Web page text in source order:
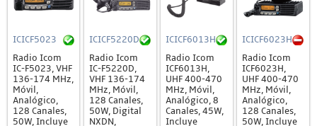
ICICF5023
Radio Icom
IC-F5023, VHF
136-174 MHz,
Móvil,
Analógico,
128 Canales,
50W, Incluye
ICICF5220D
Radio Icom
IC-F5220D,
VHF 136-174
MHz, Móvil,
128 Canales,
50W, Digital
NXDN,
ICICF6013H
Radio Icom
ICF6013H,
UHF 400-470
MHz, Móvil,
Analógico, 8
Canales, 45W,
Incluye
ICICF6023H
Radio Icom
ICF6023H,
UHF 400-470
MHz, Móvil,
Analógico,
128 Canales,
50W, Incluye